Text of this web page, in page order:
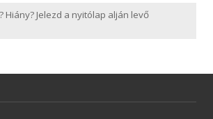
Hiány? Jelezd a nyitólap alján levő